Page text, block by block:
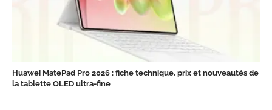
Huawei MatePad Pro 2026 : fiche technique, prix et nouveautés de
la tablette OLED ultra-fine